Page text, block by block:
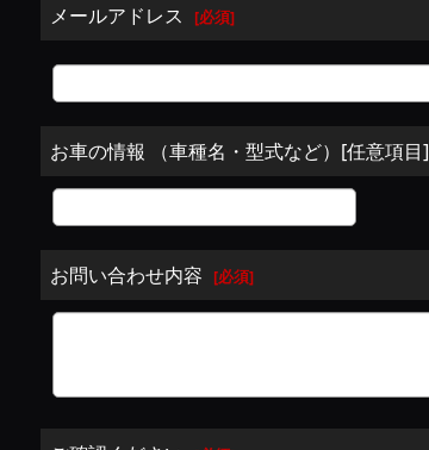
メールアドレス [必須]
お車の情報 （車種名・型式など）[任意項目]
お問い合わせ内容 [必須]